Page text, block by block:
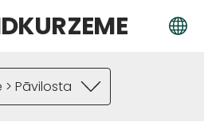
> Pāvilosta